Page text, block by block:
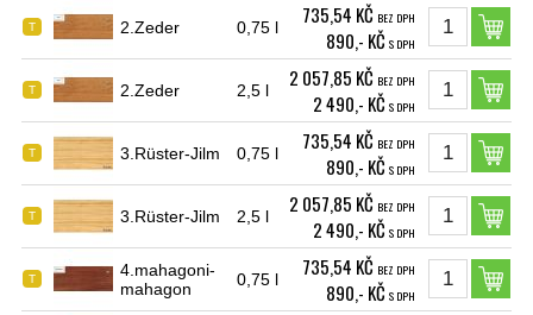
T 2.Zeder 0,75 l 735,54 KČ BEZ DPH
890,- KČ S DPH
T 2.Zeder 2,5 l 2 057,85 KČ BEZ DPH
2 490,- KČ S DPH
T 3.Rüster-Jilm 0,75 l 735,54 KČ BEZ DPH
890,- KČ S DPH
T 3.Rüster-Jilm 2,5 l 2 057,85 KČ BEZ DPH
2 490,- KČ S DPH
T
4.mahagoni-
mahagon
0,75 l 735,54 KČ BEZ DPH
890,- KČ S DPH